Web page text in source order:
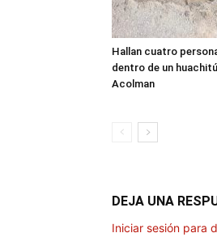
Hallan cuatro
dentro de un
Acolman
DEJA UNA
Iniciar sesión para